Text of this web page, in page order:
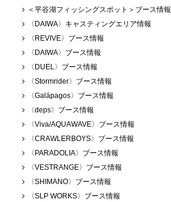
＜平谷湖フィッシングスポット＞ブース情報
〈DAIWA〉キャスティングエリア情報
〈REVIVE〉ブース情報
〈DAIWA〉ブース情報
〈DUEL〉ブース情報
〈Stormrider〉ブース情報
〈Galápagos〉ブース情報
〈deps〉ブース情報
〈Viva/AQUAWAVE〉ブース情報
〈CRAWLERBOYS〉ブース情報
〈PARADOLIA〉ブース情報
〈VESTRANGE〉ブース情報
〈SHIMANO〉ブース情報
〈SLP WORKS〉ブース情報